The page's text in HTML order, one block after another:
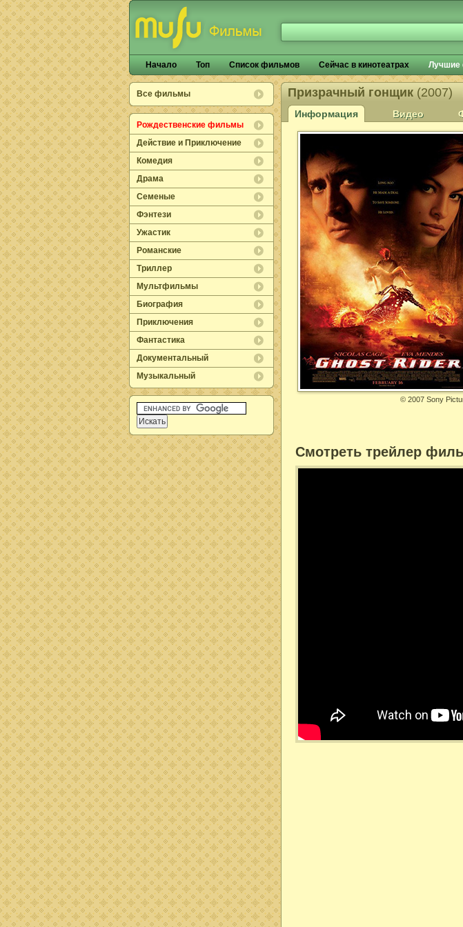
Начало Топ Список фильмов Сейчас в кинотеатрах Лучшие
Все фильмы
Рождественские фильмы
Действие и Приключение
Комедия
Драма
Семеные
Фэнтези
Ужастик
Романские
Триллер
Мультфильмы
Биография
Приключения
Фантастика
Документальный
Музыкальный
Призрачный гонщик (2007)
Информация Видео
© 2007 Sony
Смотреть трейлер